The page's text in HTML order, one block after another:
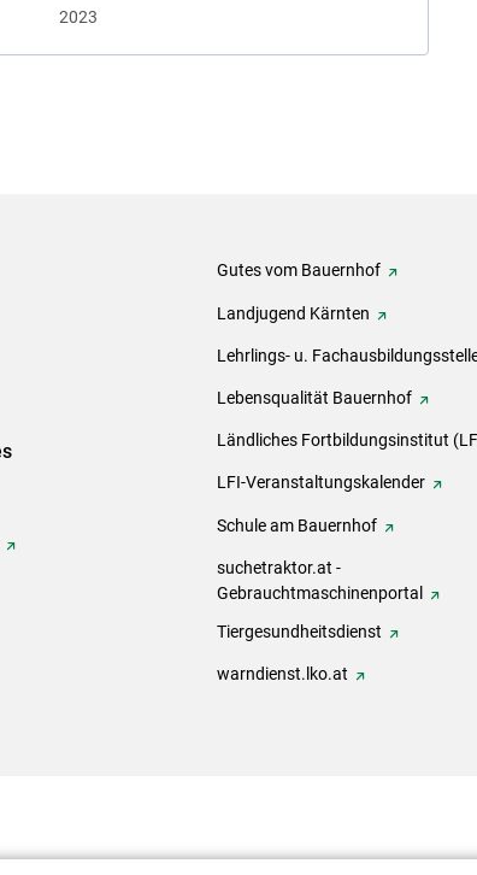
2023
Gutes vom Bauernhof
Landjugend Kärnten
Lehrlings- u.
Lebensqualität Bauernhof
Ländliches Fortbildungsinstitut
LFI-Veranstaltungskalender
Schule am Bauernhof
suchetraktor.at -
Gebrauchtmaschinenportal
Tiergesundheitsdienst
warndienst.lko.at